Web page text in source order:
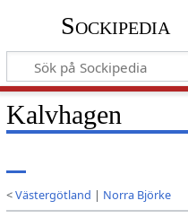
Sockipedia
Kalvhagen
<Västergötland | Norra Björke